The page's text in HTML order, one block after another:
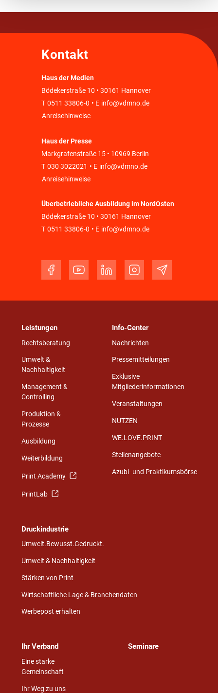
Kontakt
Haus der Medien
Bödekerstraße 10 • 30161 Hannover
T 0511 33806-0 • E info@vdmno.de
Anreisehinweise
Haus der Presse
Markgrafenstraße 15 • 10969 Berlin
T 030 3022021 • E info@vdmno.de
Anreisehinweise
Überbetriebliche Ausbildung im NordOsten
Bödekerstraße 10 • 30161 Hannover
T 0511 33806-0 • E info@vdmno.de
Leistungen
Rechtsberatung
Umwelt &
Nachhaltigkeit
Management &
Controlling
Produktion &
Prozesse
Ausbildung
Weiterbildung
Print Academy
PrintLab
Info-Center
Nachrichten
Pressemitteilungen
Exklusive
Mitgliederinformationen
Veranstaltungen
NUTZEN
WE.LOVE.PRINT
Stellenangebote
Azubi- und Praktikumsbörse
Druckindustrie
Umwelt.Bewusst.Gedruckt.
Umwelt & Nachhaltigkeit
Stärken von Print
Wirtschaftliche Lage & Branchendaten
Werbepost erhalten
Ihr Verband
Eine starke
Gemeinschaft
Ihr Weg zu uns
Seminare